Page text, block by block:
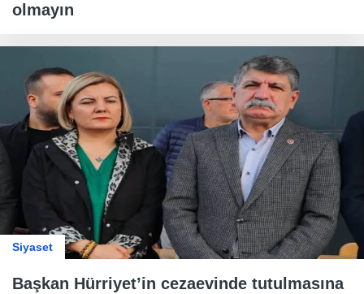
olmayın
Siyaset
Başkan Hürriyet’in cezaevinde tutulmasına